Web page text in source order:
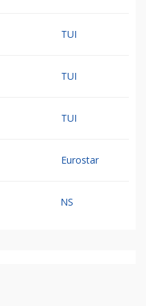
TUI
TUI
TUI
Eurostar
NS